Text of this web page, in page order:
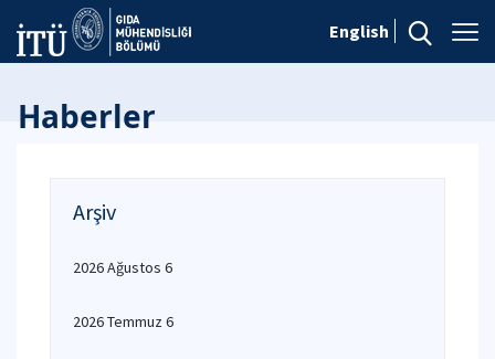
English
Haberler
Arşiv
2026 Ağustos 6
2026 Temmuz 6